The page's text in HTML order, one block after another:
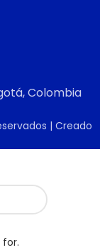
Colombia
| Creado